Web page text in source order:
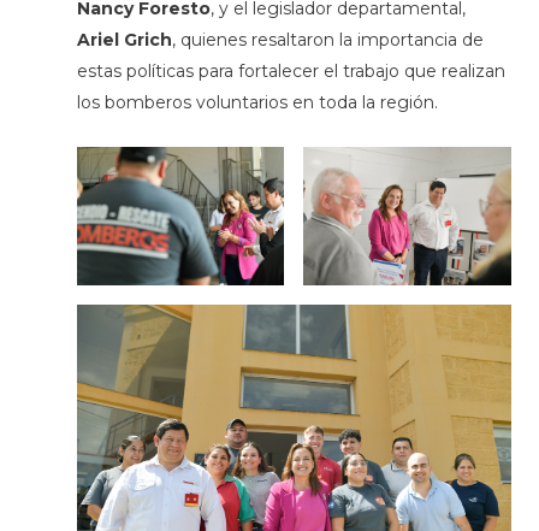
Nancy Foresto, y el legislador departamental,
Ariel Grich, quienes resaltaron la importancia de
estas políticas para fortalecer el trabajo que realizan
los bomberos voluntarios en toda la región.